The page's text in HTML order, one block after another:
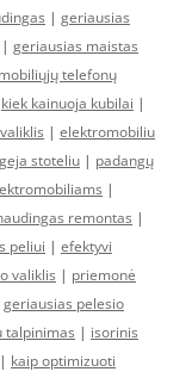
| geriausias
| geriausias maistas
mobiliųjų telefonų
kiek kainuoja kubilai |
| elektromobiliu
stoteliu | padangų
|
remontas |
peliui | efektyvi
valiklis | priemonė
geriausias pelesio
talpinimas | isorinis
| kaip optimizuoti